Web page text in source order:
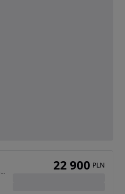
1364 cm3 • 120 KM • Cosmo_Sport~1.4T_120ps_6Biegów~Bezwypadkowa~Serwisowana~TopStan! 22 900 PLN